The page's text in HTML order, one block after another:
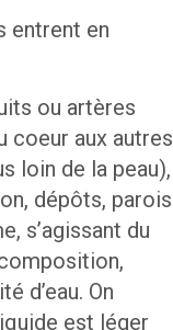
entrent en
ou artères
coeur aux autres
loin de la peau),
dépôts, parois
s’agissant du
d’eau. On
est léger